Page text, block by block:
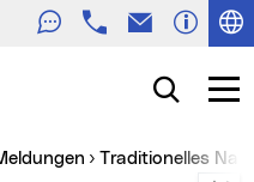
TelefonE-Mail
Suche
Meldungen Traditionelles